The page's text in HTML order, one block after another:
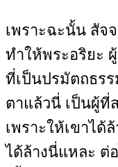
เพราะฉะนั้น สัจ
ทำให้พระอริยะ
ที่เป็นปรมัตถธร
ตาแล้วนี่ เป็นผู้ที่
เพราะให้เขาได้
ได้ล้างนี่แหละ ต่